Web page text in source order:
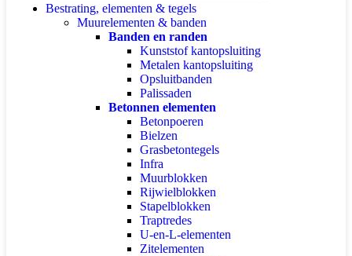
Bestrating, elementen & tegels
Muurelementen & banden
Banden en randen
Kunststof kantopsluiting
Metalen kantopsluiting
Opsluitbanden
Palissaden
Betonnen elementen
Betonpoeren
Bielzen
Grasbetontegels
Infra
Muurblokken
Rijwielblokken
Stapelblokken
Traptredes
U-en-L-elementen
Zitelementen